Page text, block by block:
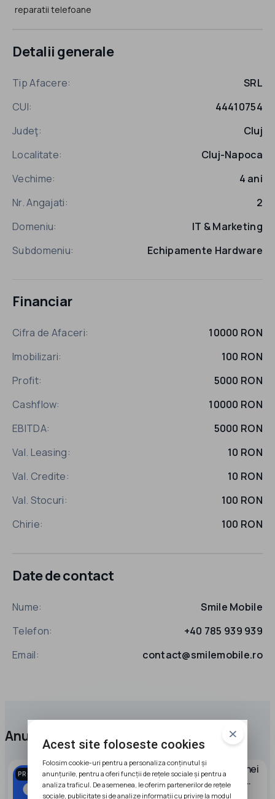
reparatii telefoane
Detalii generale
Tip Afacere:
SRL
CUI:
44410754
Judeţ:
Cluj
Localitate:
Cluj-Napoca
Vechime:
4 ani
Nr. Angajati:
2
Domeniu:
IT & Marketing
Subdomeniu:
Echipamente Hardware
Financiar
Cifra de Afaceri:
10000 RON
Imobilizari:
100 RON
Profit:
5000 RON
Cashflow:
10000 RON
EBITDA:
5000 RON
Val. Leasing:
10 RON
Val. Credite:
10 RON
Val. Stocuri:
100 RON
Chirie:
100 RON
Date de contact
Nume:
Smile Mobile
Telefon:
+40 785 939 939
Email:
contact@smilemobile.ro
Anunțuri promovate
PROMOVAT
Caut partener pentru dezvoltarea unei
afaceri in domeniul stocarii energiei
electrice
Acest site foloseste cookies
Folosim cookie-uri pentru a personaliza conținutul și
anunțurile, pentru a oferi funcții de rețele sociale și pentru a
analiza traficul. De asemenea, le oferim partenerilor de rețele
sociale, publicitate și de analize informații cu privire la modul